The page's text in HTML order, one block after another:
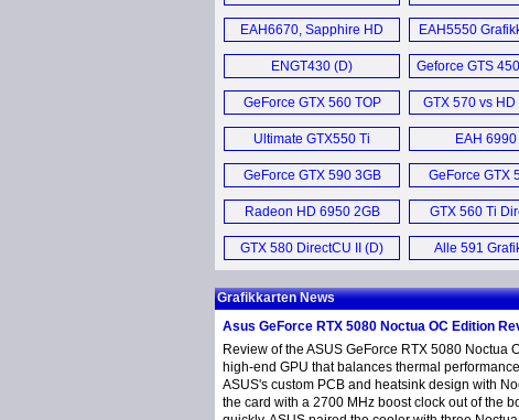
Platinum Edition (E)
II (E)
EAH6670, Sapphire HD
6560 und AMD Radeon HD
6450 (D)
EAH5550
ENGT430 (D)
Geforce GTS
OC 1GB Video
GeForce GTX 560 TOP
Direct Cu II 1GB (E)
GTX 570 vs
Ultimate GTX550 Ti
DirectCU (D)
EAH
GeForce GTX 590 3GB
Video Card (E)
GeForce GTX
Video
Radeon HD 6950 2GB
DirectCU II (E)
GTX 560 Ti
Top (D)
GTX 580 DirectCU II (D)
Alle 591
News
Grafikkarten News
Asus GeForce RTX 5080 Noctua OC Edition
Review of the ASUS GeForce RTX 5080
high-end GPU that balances thermal
ASUS's custom PCB and heatsink design with
the card with a 2700 MHz boost clock out of the